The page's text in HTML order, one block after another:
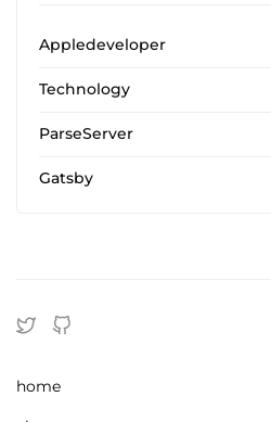
Appledeveloper
Technology
ParseServer
Gatsby
home